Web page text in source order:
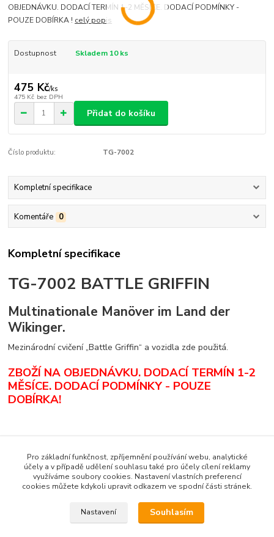
OBJEDNÁVKU. DODACÍ TERMÍN 1-2 MĚSÍCE. DODACÍ PODMÍNKY -
POUZE DOBÍRKA ! celý popis
Dostupnost Skladem 10 ks
475 Kč/ks
475 Kč bez DPH
Přidat do košíku
Číslo produktu: TG-7002
Kompletní specifikace
Komentáře 0
Kompletní specifikace
TG-7002 BATTLE GRIFFIN
Multinationale Manöver im Land der
Wikinger.
Mezinárodní cvičení „Battle Griffin“ a vozidla zde použitá.
ZBOŽÍ NA OBJEDNÁVKU. DODACÍ TERMÍN 1-2
MĚSÍCE. DODACÍ PODMÍNKY - POUZE
DOBÍRKA!
Zboží zařazeno v kategoriích
Zahraniční literatura
Pro základní funkčnost, zpříjemnění používání webu, analytické
účely a v případě udělení souhlasu také pro účely cílení reklamy
využíváme soubory cookies. Nastavení vlastních preferencí
cookies můžete kdykoli upravit odkazem ve spodní části stránek.
Nastavení Souhlasím